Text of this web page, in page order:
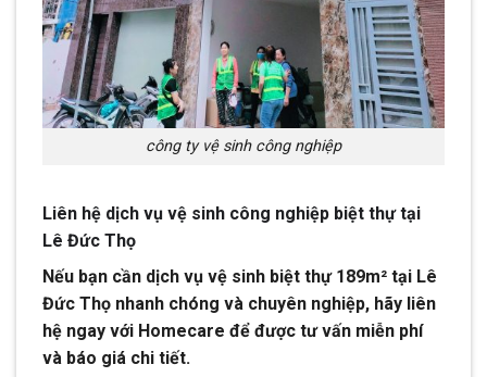
công ty vệ sinh công nghiệp
Liên hệ dịch vụ vệ sinh công nghiệp biệt thự tại
Lê Đức Thọ
Nếu bạn cần dịch vụ vệ sinh biệt thự 189m² tại Lê
Đức Thọ nhanh chóng và chuyên nghiệp, hãy liên
hệ ngay với Homecare để được tư vấn miễn phí
và báo giá chi tiết.